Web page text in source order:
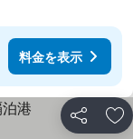
料金を表示
シェア お